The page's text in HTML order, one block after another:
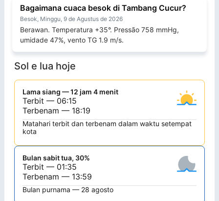
Bagaimana cuaca besok di Tambang Cucur?
Besok, Minggu, 9 de Agustus de 2026
Berawan. Temperatura +35°. Pressão 758 mmHg,
umidade 47%, vento TG 1.9 m/s.
Sol e lua hoje
Lama siang — 12 jam 4 menit
Terbit — 06:15
Terbenam — 18:19
Matahari terbit dan terbenam dalam waktu setempat
kota
Bulan sabit tua, 30%
Terbit — 01:35
Terbenam — 13:59
Bulan purnama — 28 agosto